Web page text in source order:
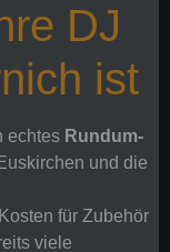
DJ
ist
echtes Rundum-
und die
für Zubehör
viele